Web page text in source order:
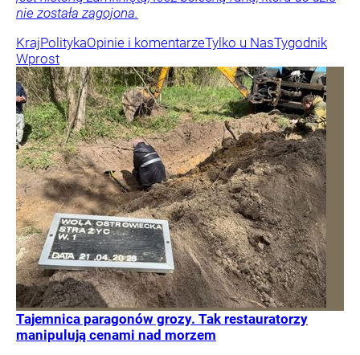
nie została zagojona.
KrajPolitykaOpinie i komentarzeTylko u NasTygodnik
Wprost
Tajemnica paragonów grozy. Tak restauratorzy
manipulują cenami nad morzem